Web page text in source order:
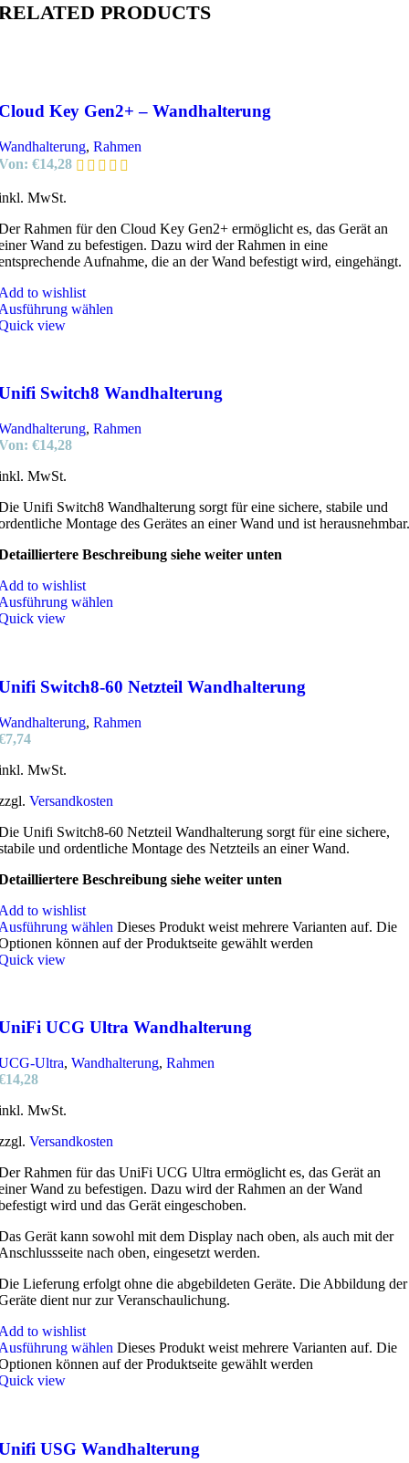
PRODUCTS
Key Gen2+ – Wandhalterung
, Rahmen
€14,28
MwSt.
Rahmen für den Cloud Key Gen2+ ermöglicht es, das Gerät an
Wand zu befestigen. Dazu wird der Rahmen in eine
Aufnahme, die an der Wand befestigt wird, eingehängt.
to wishlist
wählen
view
Switch8 Wandhalterung
, Rahmen
€14,28
MwSt.
Unifi Switch8 Wandhalterung sorgt für eine sichere, stabile und
Montage des Gerätes an einer Wand und ist herausnehmbar.
Beschreibung siehe weiter unten
to wishlist
wählen
view
Switch8-60 Netzteil Wandhalterung
, Rahmen
7,74
MwSt.
Versandkosten
Unifi Switch8-60 Netzteil Wandhalterung sorgt für eine sichere,
und ordentliche Montage des Netzteils an einer Wand.
Beschreibung siehe weiter unten
to wishlist
wählen Dieses Produkt weist mehrere Varianten auf. Die
können auf der Produktseite gewählt werden
view
UCG Ultra Wandhalterung
Ultra, Wandhalterung, Rahmen
14,28
MwSt.
Versandkosten
Rahmen für das UniFi UCG Ultra ermöglicht es, das Gerät an
Wand zu befestigen. Dazu wird der Rahmen an der Wand
wird und das Gerät eingeschoben.
Gerät kann sowohl mit dem Display nach oben, als auch mit der
nach oben, eingesetzt werden.
Lieferung erfolgt ohne die abgebildeten Geräte. Die Abbildung der
dient nur zur Veranschaulichung.
to wishlist
wählen Dieses Produkt weist mehrere Varianten auf. Die
können auf der Produktseite gewählt werden
view
USG Wandhalterung